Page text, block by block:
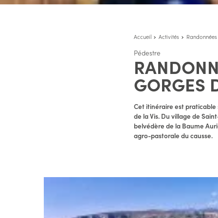
Accueil Activités Randonnées
Pédestre
GORGES
Cet itinéraire est
de la Vis. Du village de
belvédère de la Baume
agro-pastorale du causse.